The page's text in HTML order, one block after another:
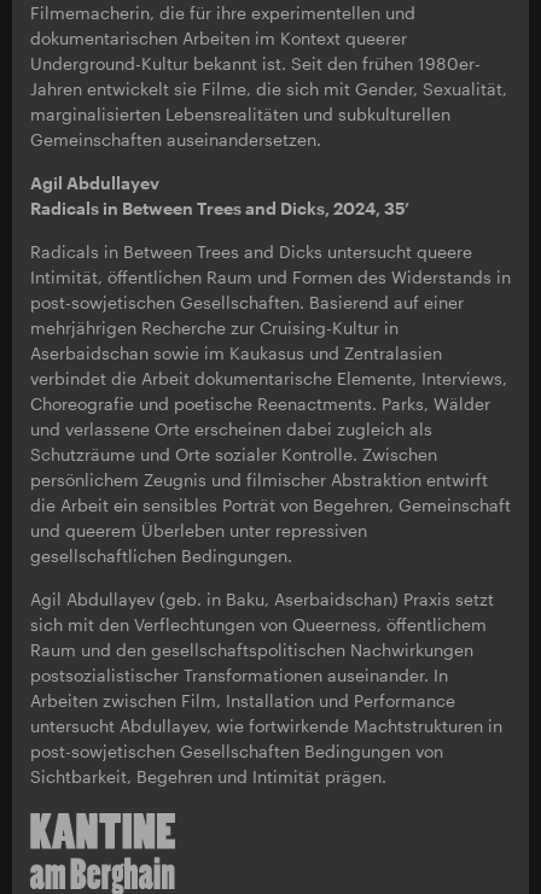
Filmemacherin, die für ihre experimentellen und
dokumentarischen Arbeiten im Kontext queerer
Underground-Kultur bekannt ist. Seit den frühen 1980er-
Jahren entwickelt sie Filme, die sich mit Gender, Sexualität,
marginalisierten Lebensrealitäten und subkulturellen
Gemeinschaften auseinandersetzen.
Agil Abdullayev
Radicals in Between Trees and Dicks, 2024, 35’
Radicals in Between Trees and Dicks untersucht queere
Intimität, öffentlichen Raum und Formen des Widerstands in
post-sowjetischen Gesellschaften. Basierend auf einer
mehrjährigen Recherche zur Cruising-Kultur in
Aserbaidschan sowie im Kaukasus und Zentralasien
verbindet die Arbeit dokumentarische Elemente, Interviews,
Choreografie und poetische Reenactments. Parks, Wälder
und verlassene Orte erscheinen dabei zugleich als
Schutzräume und Orte sozialer Kontrolle. Zwischen
persönlichem Zeugnis und filmischer Abstraktion entwirft
die Arbeit ein sensibles Porträt von Begehren, Gemeinschaft
und queerem Überleben unter repressiven
gesellschaftlichen Bedingungen.
Agil Abdullayev (geb. in Baku, Aserbaidschan) Praxis setzt
sich mit den Verflechtungen von Queerness, öffentlichem
Raum und den gesellschaftspolitischen Nachwirkungen
postsozialistischer Transformationen auseinander. In
Arbeiten zwischen Film, Installation und Performance
untersucht Abdullayev, wie fortwirkende Machtstrukturen in
post-sowjetischen Gesellschaften Bedingungen von
Sichtbarkeit, Begehren und Intimität prägen.